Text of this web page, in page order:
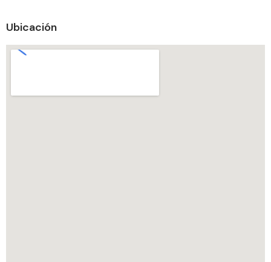
Ubicación